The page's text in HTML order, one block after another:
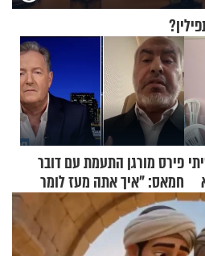
פירס מורגן התעמת עם דובר
חמאס: "איך אתה מעז לומר
שלא ביצעתם פשעי מלחמה?!"